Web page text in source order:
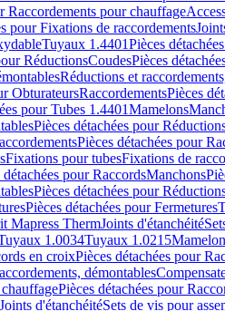
Raccordements pour chauffage
pour Fixations de raccordements
Tuyaux 1.4401Pièces
RéductionsCoudesPièces
Réductions et
ObturateursRaccordementsPièces
pour Tubes 1.4401Mamelons
Pièces détachées pour
Pièces détachées pour
Fixations pour tubesFixations de
détachées pour RaccordsManchons
Pièces détachées pour
Pièces détachées pour Fermetures
Mapress ThermJoints d'étanchéité
1.0034Tuyaux 1.0215
en croixPièces détachées pour
démontables
Pièces détachées pour
Joints d'étanchéitéSets de vis pour